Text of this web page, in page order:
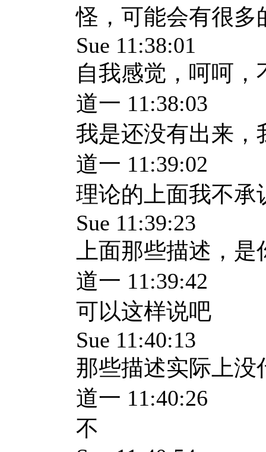
怪，可能会有很多
Sue 11:38:01
自我感觉，呵呵，
道一 11:38:03
我是还没有出来，
道一 11:39:02
理论的上面我不承
Sue 11:39:23
上面那些描述，
道一 11:39:42
可以这样说吧
Sue 11:40:13
那些描述实际上没
道一 11:40:26
不